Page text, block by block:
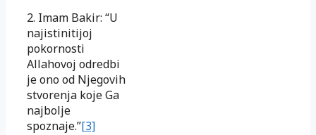
2. Imam Bakir: “U
najistinitijoj
pokornosti
Allahovoj odredbi
je ono od Njegovih
stvorenja koje Ga
najbolje
spoznaje.”[3]